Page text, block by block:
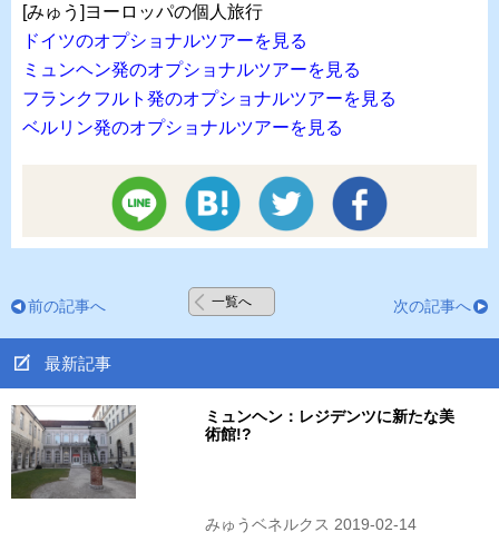
[みゅう]ヨーロッパの個人旅行
ドイツのオプショナルツアーを見る
ミュンヘン発のオプショナルツアーを見る
フランクフルト発のオプショナルツアーを見る
ベルリン発のオプショナルツアーを見る
前の記事へ 一覧へ 次の記事へ
最新記事
ミュンヘン：レジデンツに新たな美
術館!?
みゅうベネルクス 2019-02-14